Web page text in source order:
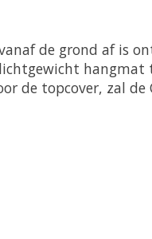
de grond af is
de topcover, zal